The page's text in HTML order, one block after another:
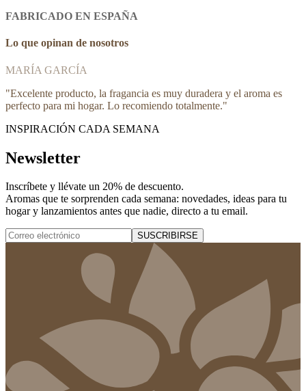
FABRICADO EN ESPAÑA
Lo que opinan de nosotros
MARÍA GARCÍA
"Excelente producto, la fragancia es muy duradera y el aroma es
perfecto para mi hogar. Lo recomiendo totalmente."
INSPIRACIÓN CADA SEMANA
Newsletter
Inscríbete y llévate un 20% de descuento.
Aromas que te sorprenden cada semana: novedades, ideas para tu
hogar y lanzamientos antes que nadie, directo a tu email.
SUSCRIBIRSE